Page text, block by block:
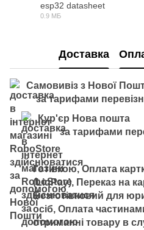
esp32 datasheet
0.9 МБ
Доставка
Самовивіз з
за тарифами
Кур'єр
за тарифами
Готівкою, Оплата
(LiqPay), Переказ на
Безготівковий для
осіб, Оплата
отриманні товару в